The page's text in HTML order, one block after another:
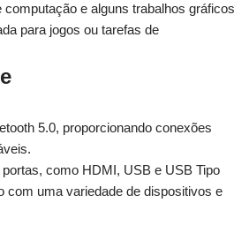
e alguns trabalhos gráficos
para jogos ou tarefas de
5.0, proporcionando conexões
como HDMI, USB e USB Tipo
com uma variedade de dispositivos e